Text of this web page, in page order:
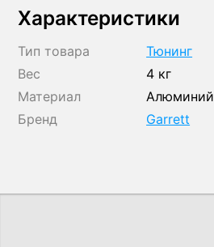
Характеристики
Тип товара
Тюнинг
Вес
4 кг
Материал
Алюминий
Бренд
Garrett